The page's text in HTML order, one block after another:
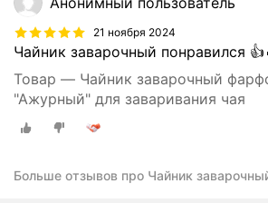
21 ноября 2024
Чайник заварочный понравился
Товар — Чайник заварочный
"Ажурный" для заваривания чая
Больше отзывов про Чайник